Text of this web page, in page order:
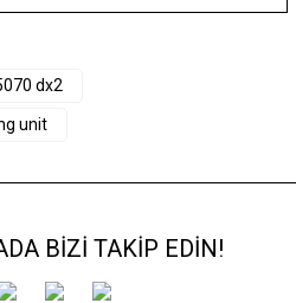
dx2
unit
BİZİ TAKİP EDİN!